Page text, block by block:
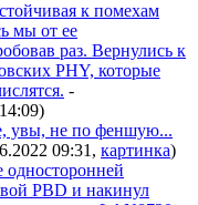
к помехам
мы от ее
раз. Вернулись к
PHY, которые
-
)
увы, не по феншую...
09:31 , картинка)
односторонней
PBD и накинул